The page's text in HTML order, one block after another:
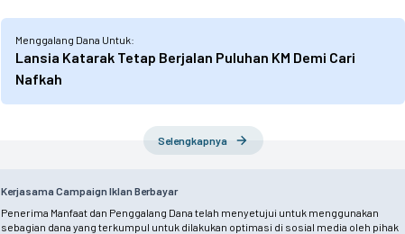
Menggalang Dana Untuk:
Lansia Katarak Tetap Berjalan Puluhan KM Demi Cari
Nafkah
Selengkapnya
Kerjasama Campaign Iklan Berbayar
Penerima Manfaat dan Penggalang Dana telah menyetujui untuk menggunakan
sebagian dana yang terkumpul untuk dilakukan optimasi di sosial media oleh pihak